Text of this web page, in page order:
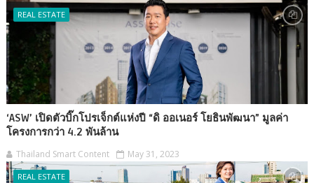
REAL ESTATE
‘ASW’ เปิดตัวบิ๊กโปรเจ็กต์แห่งปี “ดิ ออเนอร์ โยธินพัฒนา” มูลค่า
โครงการกว่า 4.2 พันล้าน
Thailand Smart Content May 31, 2023
REAL ESTATE